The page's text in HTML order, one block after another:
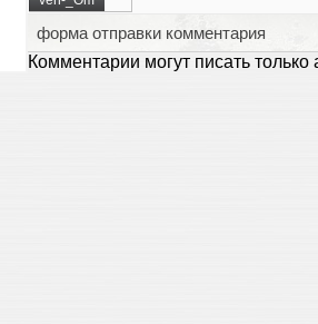
форма отправки комментария
Комментарии могут писать